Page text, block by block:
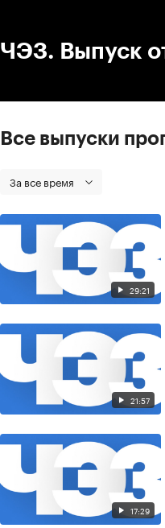
ЧЭЗ. Выпуск
Все выпуски
За все время
29:21
21:57
17:29